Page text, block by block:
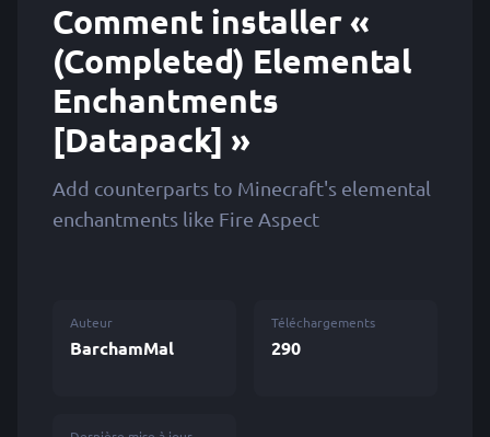
Comment installer «
(Completed) Elemental
Enchantments
[Datapack] »
Add counterparts to Minecraft's elemental
enchantments like Fire Aspect
Auteur
BarchamMal
Téléchargements
290